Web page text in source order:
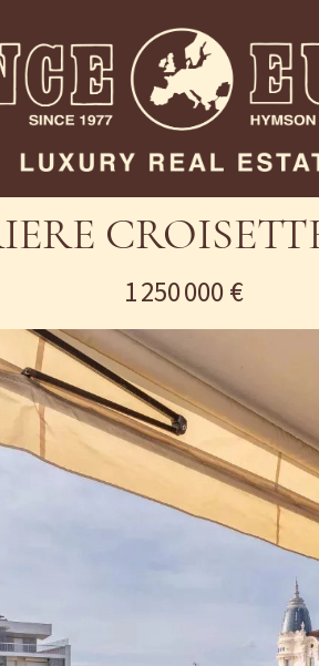
1 250 000 €